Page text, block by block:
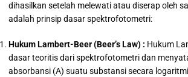
dihasilkan setelah melewati atau diserap oleh
adalah prinsip dasar spektrofotometri:
Hukum Lambert-Beer (Beer’s Law) : Hukum
dasar teoritis dari spektrofotometri dan
absorbansi (A) suatu substansi secara